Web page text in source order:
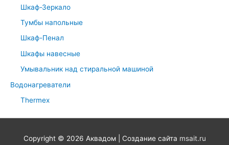
Шкаф-Зеркало
Тумбы напольные
Шкаф-Пенал
Шкафы навесные
Умывальник над стиральной машиной
Водонагреватели
Thermex
Copyright © 2026 Аквадом| Создание сайта msait.ru